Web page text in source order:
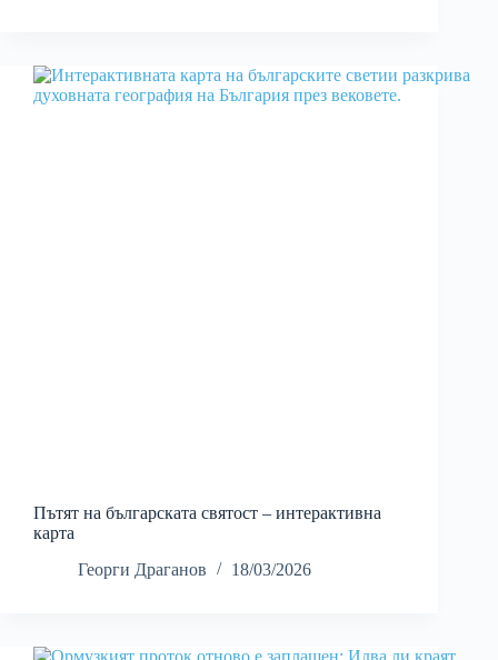
Пътят на българската святост – интерактивна
карта
Георги Драганов
18/03/2026